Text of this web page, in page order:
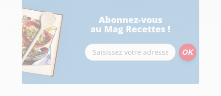
Abonnez-vous
au Mag Recettes !